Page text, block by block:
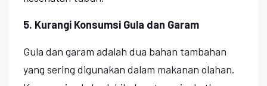
5. Kurangi Konsumsi Gula dan Garam
Gula dan garam adalah dua bahan tambahan
yang sering digunakan dalam makanan olahan.